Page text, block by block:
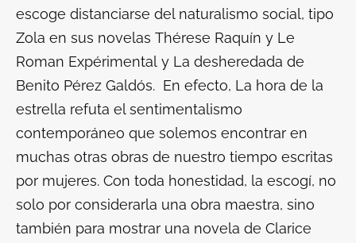
escoge distanciarse del naturalismo social, tipo
Zola en sus novelas Thérese Raquín y Le
Roman Expérimental y La desheredada de
Benito Pérez Galdós. En efecto, La hora de la
estrella refuta el sentimentalismo
contemporáneo que solemos encontrar en
muchas otras obras de nuestro tiempo escritas
por mujeres. Con toda honestidad, la escogí, no
solo por considerarla una obra maestra, sino
también para mostrar una novela de Clarice